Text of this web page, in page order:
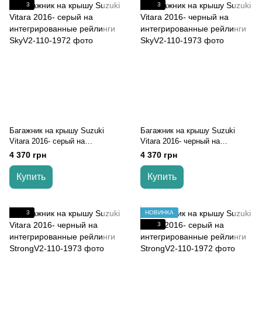
3
Багажник на крышу Suzuki
Vitara 2016- серый на
интегрированные рейлинги
4 370 грн
Купить
3
Багажник на крышу Suzuki
Vitara 2016- черный на
интегрированные рейлинги
4 370 грн
Купить
3
НОВИНКА
3